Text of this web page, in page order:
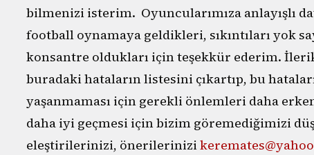
bilmenizi isterim. Oyuncularımıza anlayışlı
football oynamaya geldikleri, sıkıntıları yok
konsantre oldukları için teşekkür ederim.
buradaki hataların listesini çıkartıp, bu
yaşanmaması için gerekli önlemleri daha
daha iyi geçmesi için bizim göremediğimizi
eleştirilerinizi, önerilerinizi